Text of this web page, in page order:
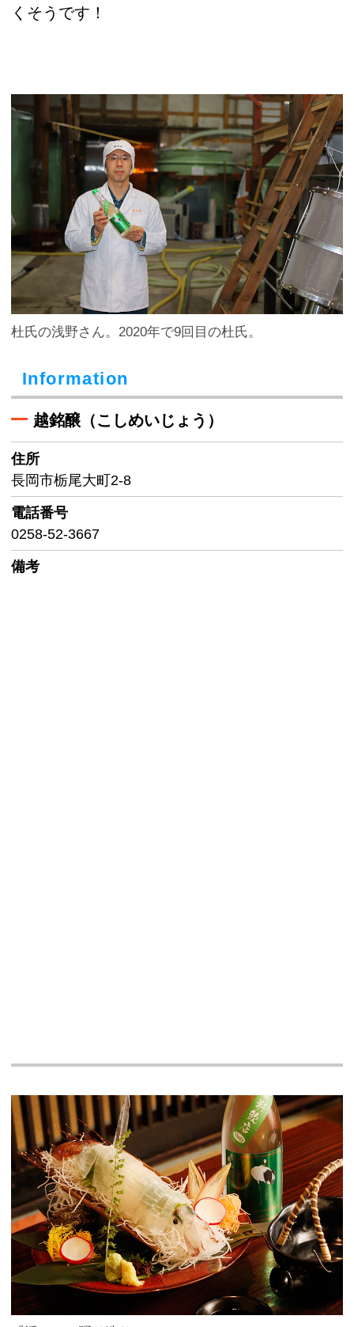
くそうです！
杜氏の浅野さん。2020年で9回目の杜氏。
Information
越銘醸（こしめいじょう）
住所
長岡市栃尾大町2-8
電話番号
0258-52-3667
備考